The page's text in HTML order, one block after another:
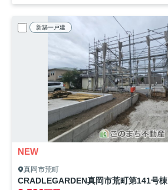
新築一戸建
NEW
真岡市荒町
CRADLEGARDEN真岡市荒町第141号棟